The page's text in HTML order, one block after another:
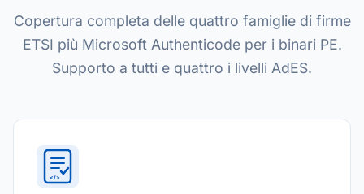
Copertura completa delle quattro famiglie di firme
ETSI più Microsoft Authenticode per i binari PE.
Supporto a tutti e quattro i livelli AdES.
</>